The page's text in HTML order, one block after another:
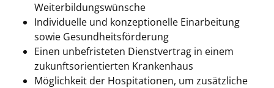
Weiterbildungswünsche
Individuelle und konzeptionelle Einarbeitung
sowie Gesundheitsförderung
Einen unbefristeten Dienstvertrag in einem
zukunftsorientierten Krankenhaus
Möglichkeit der Hospitationen, um zusätzliche